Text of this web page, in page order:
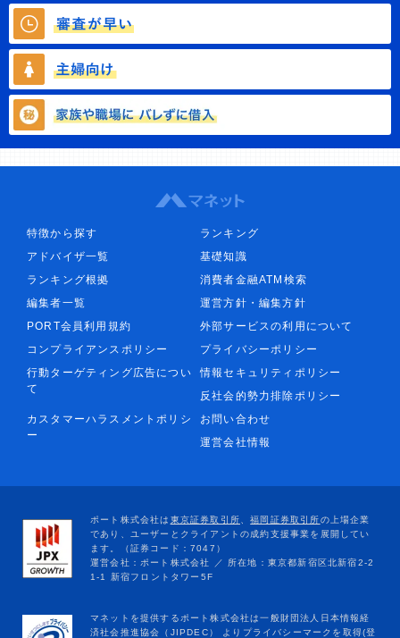
特徴から探す
ランキング
アドバイザ一覧
基礎知識
ランキング根拠
消費者金融ATM検索
編集者一覧
運営方針・編集方針
PORT会員利用規約
外部サービスの利用について
コンプライアンスポリシー
プライバシーポリシー
行動ターゲティング広告につい
て
情報セキュリティポリシー
反社会的勢力排除ポリシー
カスタマーハラスメントポリシ
ー
お問い合わせ
運営会社情報